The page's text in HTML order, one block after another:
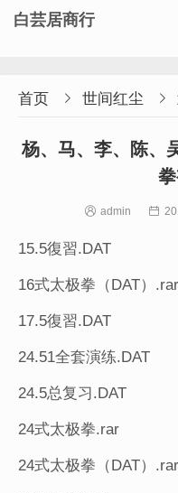
白芸居商行
首页  世间红尘 
杨、马、李、陈、
 admin 
15.5復習.DAT
16式太极拳（DAT）.rar
17.5復習.DAT
24.51全套演练.DAT
24.5总复习.DAT
24式太极拳.rar
24式太极拳（DAT）.rar